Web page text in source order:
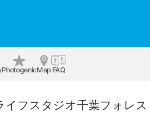
PhotogenicMap FAQ
フスタジオ千葉フォレス